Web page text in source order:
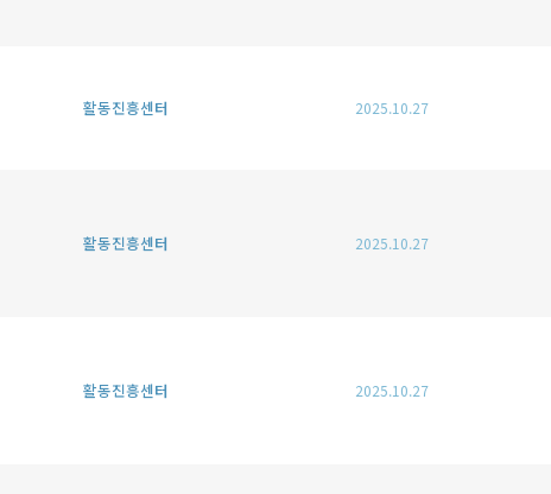
활동진흥센터 2025.10.27
활동진흥센터 2025.10.27
활동진흥센터 2025.10.27